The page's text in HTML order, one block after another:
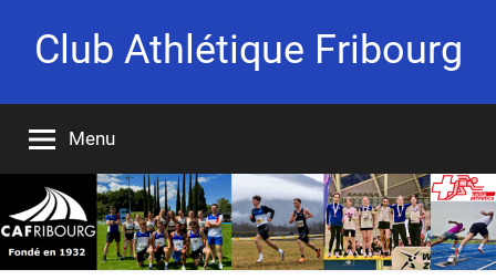
Club Athlétique Fribourg
1932
Menu